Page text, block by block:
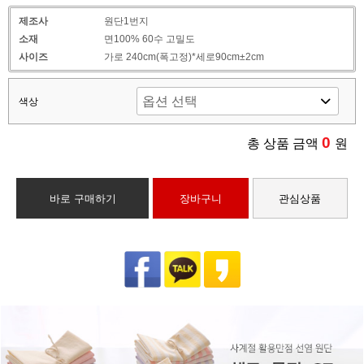
제조사
원단1번지
소재
면100% 60수 고밀도
사이즈
가로 240cm(폭고정)*세로90cm±2cm
색상
총 상품 금액 0 원
바로 구매하기 장바구니 관심상품